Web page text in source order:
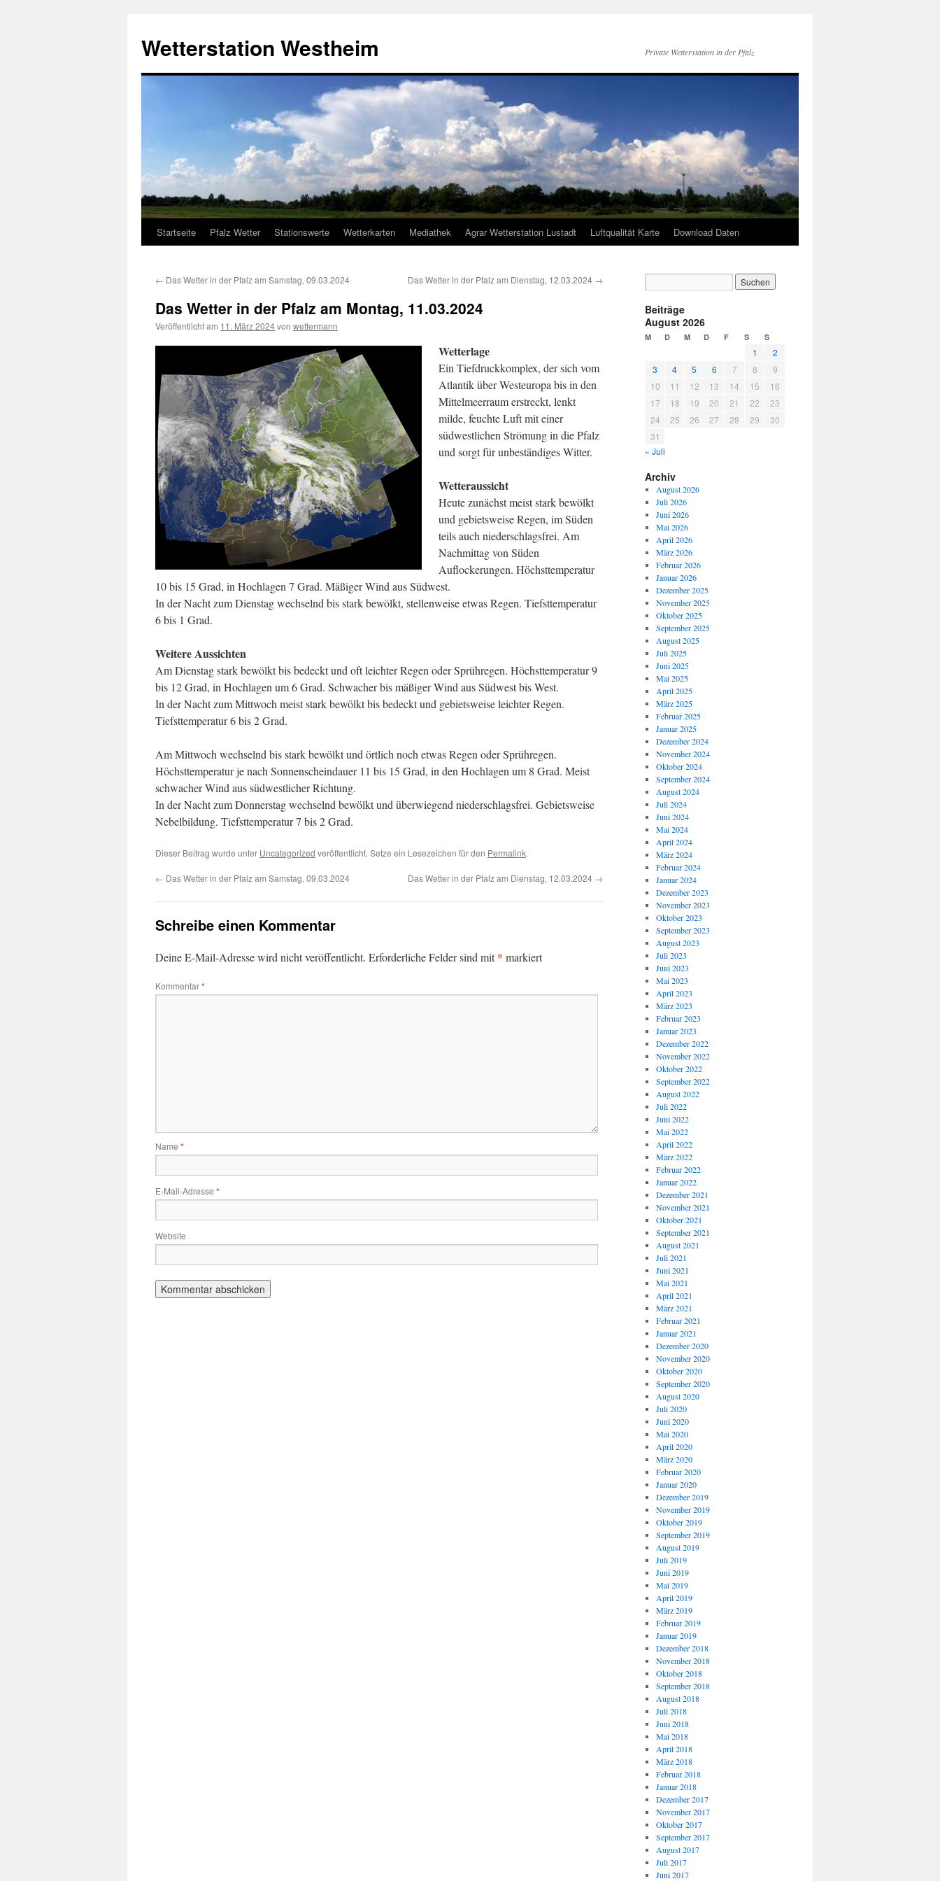
springen
Wetterstation Westheim Private Wetterstation in der Pfalz
Startseite Pfalz Wetter Stationswerte Wetterkarten Mediathek Agrar Wetterstation Lustadt Luftqualität Karte Download Daten
← Das Wetter in der Pfalz am Samstag, 09.03.2024 Das Wetter in der Pfalz am Dienstag, 12.03.2024 →
Das Wetter in der Pfalz am Montag, 11.03.2024
Veröffentlicht am 11. März 2024von wettermann
Wetterlage
Ein Tiefdruckkomplex, der sich vom
Atlantik über Westeuropa bis in den
Mittelmeerraum erstreckt, lenkt
milde, feuchte Luft mit einer
südwestlichen Strömung in die Pfalz
und sorgt für unbeständiges Witter.
Wetteraussicht
Heute zunächst meist stark bewölkt
und gebietsweise Regen, im Süden
teils auch niederschlagsfrei. Am
Nachmittag von Süden
Auflockerungen. Höchsttemperatur
10 bis 15 Grad, in Hochlagen 7 Grad. Mäßiger Wind aus Südwest.
In der Nacht zum Dienstag wechselnd bis stark bewölkt, stellenweise etwas Regen. Tiefsttemperatur
6 bis 1 Grad.
Weitere Aussichten
Am Dienstag stark bewölkt bis bedeckt und oft leichter Regen oder Sprühregen. Höchsttemperatur 9
bis 12 Grad, in Hochlagen um 6 Grad. Schwacher bis mäßiger Wind aus Südwest bis West.
In der Nacht zum Mittwoch meist stark bewölkt bis bedeckt und gebietsweise leichter Regen.
Tiefsttemperatur 6 bis 2 Grad.
Am Mittwoch wechselnd bis stark bewölkt und örtlich noch etwas Regen oder Sprühregen.
Höchsttemperatur je nach Sonnenscheindauer 11 bis 15 Grad, in den Hochlagen um 8 Grad. Meist
schwacher Wind aus südwestlicher Richtung.
In der Nacht zum Donnerstag wechselnd bewölkt und überwiegend niederschlagsfrei. Gebietsweise
Nebelbildung. Tiefsttemperatur 7 bis 2 Grad.
Dieser Beitrag wurde unter Uncategorized veröffentlicht. Setze ein Lesezeichen für den Permalink.
← Das Wetter in der Pfalz am Samstag, 09.03.2024 Das Wetter in der Pfalz am Dienstag, 12.03.2024 →
Schreibe einen Kommentar
Deine E-Mail-Adresse wird nicht veröffentlicht. Erforderliche Felder sind mit* markiert
Kommentar*
Name *
E-Mail-Adresse *
Website
Beiträge
August 2026
M D M D F S S
1
2
3
4 5 6 7 8
9
10
11 12 13 14 15
16
17
18 19 20 21 22
23
24
25 26 27 28 29
30
31
« Juli
Archiv
August 2026
Juli 2026
Juni 2026
Mai 2026
April 2026
März 2026
Februar 2026
Januar 2026
Dezember 2025
November 2025
Oktober 2025
September 2025
August 2025
Juli 2025
Juni 2025
Mai 2025
April 2025
März 2025
Februar 2025
Januar 2025
Dezember 2024
November 2024
Oktober 2024
September 2024
August 2024
Juli 2024
Juni 2024
Mai 2024
April 2024
März 2024
Februar 2024
Januar 2024
Dezember 2023
November 2023
Oktober 2023
September 2023
August 2023
Juli 2023
Juni 2023
Mai 2023
April 2023
März 2023
Februar 2023
Januar 2023
Dezember 2022
November 2022
Oktober 2022
September 2022
August 2022
Juli 2022
Juni 2022
Mai 2022
April 2022
März 2022
Februar 2022
Januar 2022
Dezember 2021
November 2021
Oktober 2021
September 2021
August 2021
Juli 2021
Juni 2021
Mai 2021
April 2021
März 2021
Februar 2021
Januar 2021
Dezember 2020
November 2020
Oktober 2020
September 2020
August 2020
Juli 2020
Juni 2020
Mai 2020
April 2020
März 2020
Februar 2020
Januar 2020
Dezember 2019
November 2019
Oktober 2019
September 2019
August 2019
Juli 2019
Juni 2019
Mai 2019
April 2019
März 2019
Februar 2019
Januar 2019
Dezember 2018
November 2018
Oktober 2018
September 2018
August 2018
Juli 2018
Juni 2018
Mai 2018
April 2018
März 2018
Februar 2018
Januar 2018
Dezember 2017
November 2017
Oktober 2017
September 2017
August 2017
Juli 2017
Juni 2017